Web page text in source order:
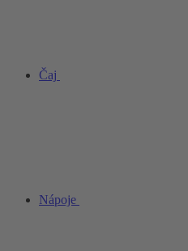
Čaj
Nápoje